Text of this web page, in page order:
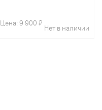
Цена: 9 900 ₽
Нет в наличии